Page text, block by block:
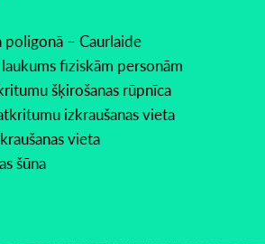
poligonā – Caurlaide
fiziskām personām
šķirošanas rūpnīca
izkraušanas vieta
vieta
šūna